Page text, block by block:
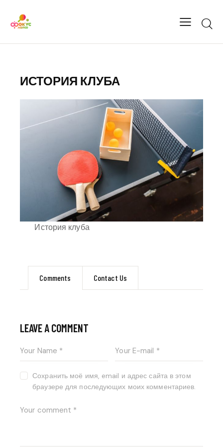
ИСТОРИЯ КЛУБА
История клуба
Comments Contact Us
LEAVE A COMMENT
Сохранить моё имя, email и адрес сайта в этом
браузере для последующих моих комментариев.